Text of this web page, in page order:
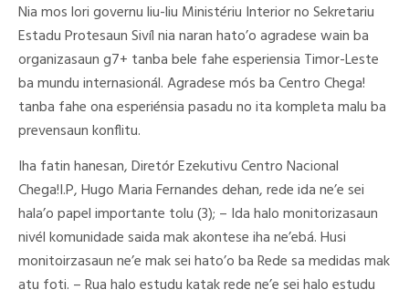
Nia mos lori governu liu-liu Ministériu Interior no Sekretariu
Estadu Protesaun Sivíl nia naran hato’o agradese wain ba
organizasaun g7+ tanba bele fahe esperiensia Timor-Leste
ba mundu internasionál. Agradese mós ba Centro Chega!
tanba fahe ona esperiénsia pasadu no ita kompleta malu ba
prevensaun konflitu.
Iha fatin hanesan, Diretór Ezekutivu Centro Nacional
Chega!I.P, Hugo Maria Fernandes dehan, rede ida ne’e sei
hala’o papel importante tolu (3); – Ida halo monitorizasaun
nivél komunidade saida mak akontese iha ne’ebá. Husi
monitoirzasaun ne’e mak sei hato’o ba Rede sa medidas mak
atu foti. – Rua halo estudu katak rede ne’e sei halo estudu